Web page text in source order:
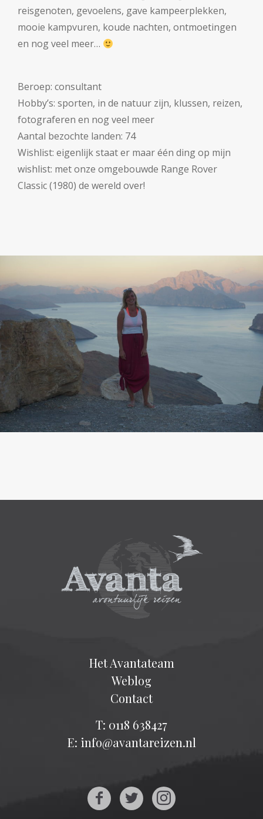
reisgenoten, gevoelens, gave kampeerplekken,
mooie kampvuren, koude nachten, ontmoetingen
en nog veel meer…
Beroep: consultant
Hobby’s: sporten, in de natuur zijn, klussen, reizen,
fotograferen en nog veel meer
Aantal bezochte landen: 74
Wishlist: eigenlijk staat er maar één ding op mijn
wishlist: met onze omgebouwde Range Rover
Classic (1980) de wereld over!
Het Avantateam
Weblog
Contact
T: 0118 638427
E: info@avantareizen.nl